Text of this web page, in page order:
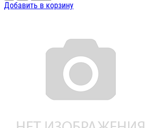
Добавить в корзину